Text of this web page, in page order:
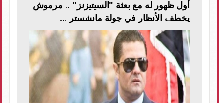
أول ظهور له مع بعثة "السيتيزنز" .. مرموش
يخطف الأنظار في جولة مانشستر ...